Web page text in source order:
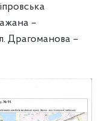
–
Драгоманова –